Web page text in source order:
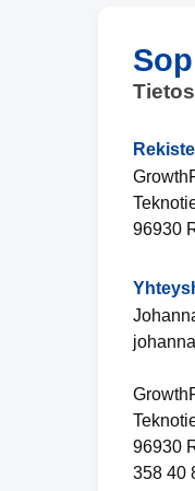
96930
96930
358 40